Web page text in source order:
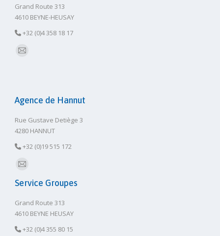
Grand Route 313
4610 BEYNE-HEUSAY
+32 (0)4 358 18 17
E-
Agence de Hannut
Rue Gustave Detiège 3
4280 HANNUT
+32 (0)19 515 172
E-
mail
Service Groupes
Grand Route 313
4610 BEYNE HEUSAY
+32 (0)4 355 80 15